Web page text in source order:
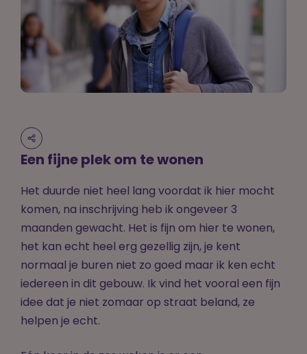
Een fijne plek om te wonen
Het duurde niet heel lang voordat ik hier mocht
komen, na inschrijving heb ik ongeveer 3
maanden gewacht. Het is fijn om hier te wonen,
het kan echt heel erg gezellig zijn, je kent
normaal je buren niet zo goed maar ik ken echt
iedereen in dit gebouw. Ik vind het vooral een fijn
idee dat je niet zomaar op straat beland, ze
helpen je echt.